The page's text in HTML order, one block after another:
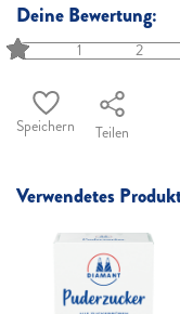
Deine Bewertung:
1 2
Speichern Teilen
Verwendetes